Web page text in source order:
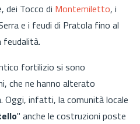
dei Tocco di Montemiletto, i
e i feudi di Pratola fino al
feudalità.
fortilizio si sono
che ne hanno alterato
infatti, la comunità locale
" anche le costruzioni poste